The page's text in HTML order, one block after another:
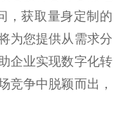
，获取量身定制的
为您提供从需求分
企业实现数字化转
竞争中脱颖而出，